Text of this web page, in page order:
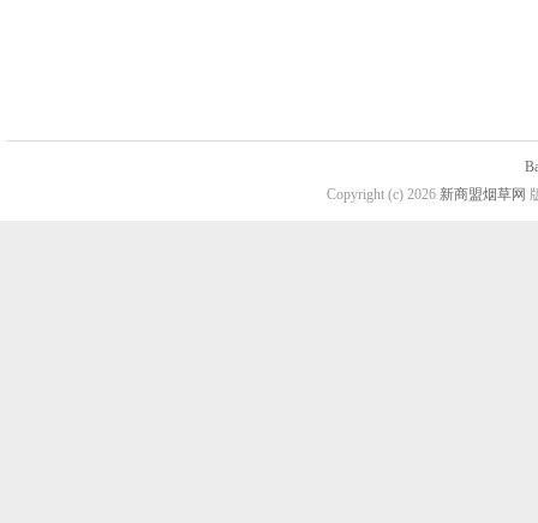
Copyright (c) 2026 新商盟烟草网